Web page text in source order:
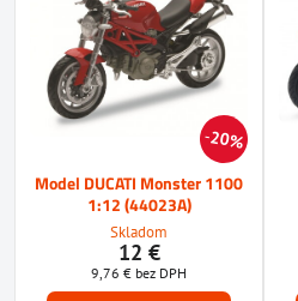
20%
Model DUCATI Monster 1100
1:12 (44023A)
Skladom
12 €
9,76 € bez DPH